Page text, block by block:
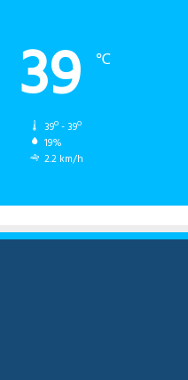
39 ℃
39º - 39º
19%
2.2 km/h